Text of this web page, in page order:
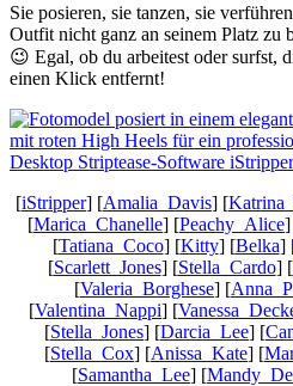
Sie posieren, sie tanzen, sie
Outfit nicht ganz an seinem Platz
😉 Egal, ob du arbeitest oder surfst,
einen Klick entfernt!
[iStripper] [Amalia_Davis] [
[Marica_Chanelle] [Peachy_Alice
[Tatiana_Coco] [Kitty] [Belka]
[Scarlett_Jones] [Stella_Cardo] [
[Valeria_Borghese] [
[Valentina_Nappi] [
[Stella_Jones] [Darcia_Lee] [
[Stella_Cox] [Anissa_Kate] [
[Samantha_Lee] [